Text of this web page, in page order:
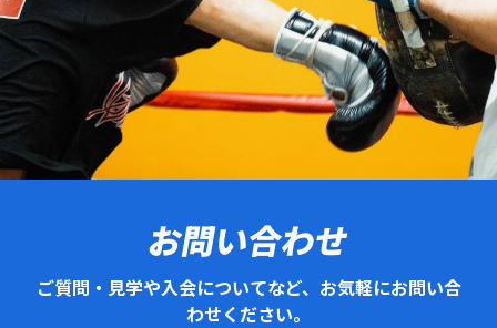
お問い合わせ
ご質問・見学や入会についてなど、お気軽にお問い合
わせください。